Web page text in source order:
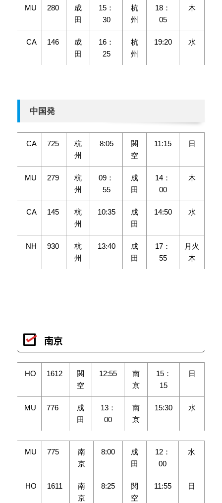
MU 280
成
田
15：
30
杭
州
18：
05
木
CA 146
成
田
16：
25
杭
州
19:20 水
中国発
CA 725
杭
州
8:05
関
空
11:15 日
MU 279
杭
州
09：
55
成
田
14：
00
木
CA 145
杭
州
10:35
成
田
14:50 水
NH 930
杭
州
13:40
成
田
17：
55
月火
木
南京
HO 1612
関
空
12:55
南
京
15：
15
日
MU 776
成
田
13：
00
南
京
15:30 水
MU 775
南
京
8:00
成
田
12：
00
水
HO 1611
南
京
8:25
関
空
11:55 日